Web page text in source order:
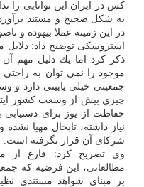
كس در ایران این توانایی را
به شكل صحیح و مستند
در این زمینه عملا بیهوده و
استروسكی توضیح داد: دلایل
ذكر كرد اما یك دلیل مهم
موجود را نمی توان به راحتی
جمعیتی خیلی پایینی دارد و
چیزی بیش از وسعت كشور
حفاظت از یوز برای
نیاز داشته، تابحال مهیا
شركای آن قرار نگرفته است.
وی تصریح كرد: فارغ از
مطالعاتی، این فرضیه كه
بر مبنای شواهد مستندی